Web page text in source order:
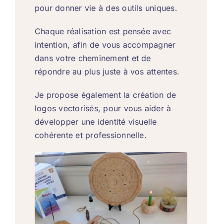
pour donner vie à des outils uniques.
Chaque réalisation est pensée avec
intention, afin de vous accompagner
dans votre cheminement et de
répondre au plus juste à vos attentes.
Je propose également la création de
logos vectorisés, pour vous aider à
développer une identité visuelle
cohérente et professionnelle.